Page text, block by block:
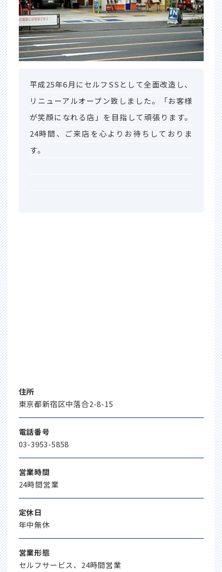
平成25年6月にセルフSSとして全面改造し、
リニューアルオープン致しました。「お客様
が笑顔になれる店」を目指して頑張ります。
24時間、ご来店を心よりお待ちしておりま
す。
住所
東京都新宿区中落合2-8-15
電話番号
03-3953-5858
営業時間
24時間営業
定休日
年中無休
営業形態
セルフサービス、24時間営業